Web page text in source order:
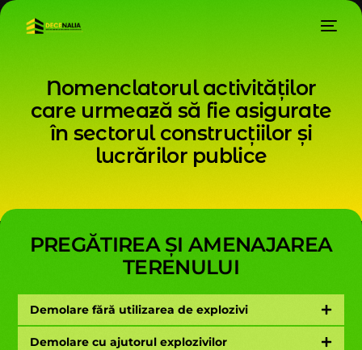
Nomenclatorul activităților
care urmează să fie asigurate
în sectorul construcțiilor și
lucrărilor publice
PREGĂTIREA ȘI AMENAJAREA
TERENULUI
Demolare fără utilizarea de explozivi
Demolare cu ajutorul explozivilor